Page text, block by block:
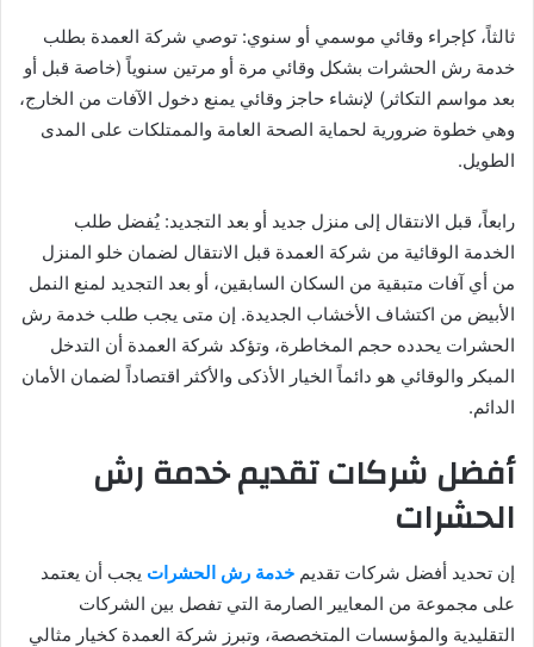
ثالثاً، كإجراء وقائي موسمي أو سنوي: توصي شركة العمدة بطلب
خدمة رش الحشرات بشكل وقائي مرة أو مرتين سنوياً (خاصة قبل أو
بعد مواسم التكاثر) لإنشاء حاجز وقائي يمنع دخول الآفات من الخارج،
وهي خطوة ضرورية لحماية الصحة العامة والممتلكات على المدى
الطويل.
رابعاً، قبل الانتقال إلى منزل جديد أو بعد التجديد: يُفضل طلب
الخدمة الوقائية من شركة العمدة قبل الانتقال لضمان خلو المنزل
من أي آفات متبقية من السكان السابقين، أو بعد التجديد لمنع النمل
الأبيض من اكتشاف الأخشاب الجديدة. إن متى يجب طلب خدمة رش
الحشرات يحدده حجم المخاطرة، وتؤكد شركة العمدة أن التدخل
المبكر والوقائي هو دائماً الخيار الأذكى والأكثر اقتصاداً لضمان الأمان
الدائم.
أفضل شركات تقديم خدمة رش
الحشرات
إن تحديد أفضل شركات تقديم خدمة رش الحشرات يجب أن يعتمد
على مجموعة من المعايير الصارمة التي تفصل بين الشركات
التقليدية والمؤسسات المتخصصة، وتبرز شركة العمدة كخيار مثالي